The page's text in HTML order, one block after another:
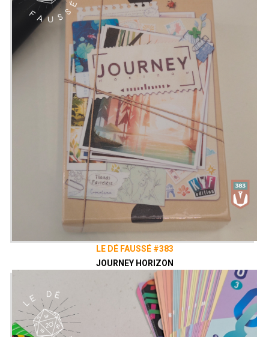
LE DÉ FAUSSÉ #383
JOURNEY HORIZON